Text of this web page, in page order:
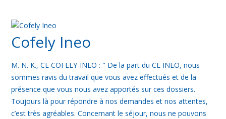
Cofely Ineo
M. N. K., CE COFELY-INEO : " De la part du CE INEO, nous
sommes ravis du travail que vous avez effectués et de la
présence que vous nous avez apportés sur ces dossiers.
Toujours là pour répondre à nos demandes et nos attentes,
c’est très agréables.Concernant le séjour, nous ne pouvons